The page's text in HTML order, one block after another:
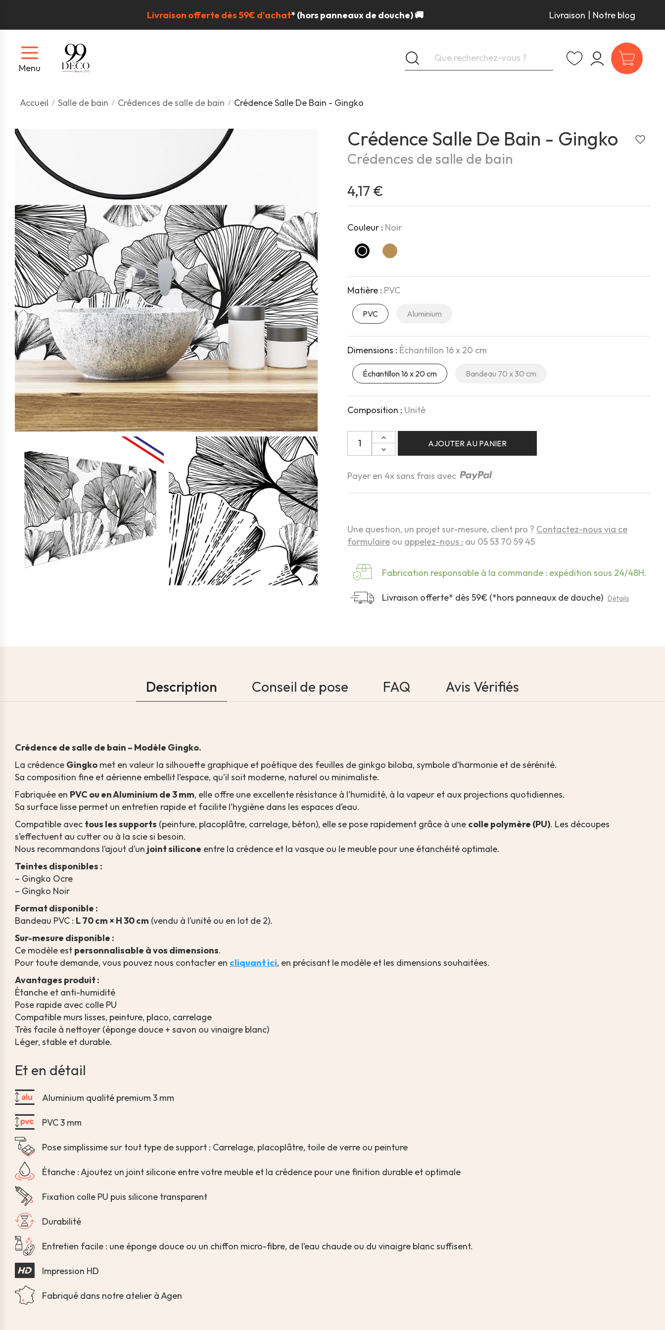
Livraison offerte dès 59€ d'achat*(hors panneaux de douche) 🚚 Livraison | Notre blog
Menu
Accueil Salle de bain Crédences de salle de bain Crédence Salle De Bain - Gingko
Crédence Salle De Bain - Gingko
Crédences de salle de bain
favorite_border
4,17 €
Couleur : Noir
Noir Ocre Gingko
Matière : PVC
PVC Aluminium
Dimensions : Échantillon 16 x 20 cm
Échantillon 16 x 20 cm Bandeau 70 x 30 cm
Composition : Unité
Quantité
AJOUTER AU PANIER
Payer en 4x sans frais avec
Une question, un projet sur-mesure, client pro ? Contactez-nous via ce
formulaire ou appelez-nous : au 05 53 70 59 45
Fabrication responsable à la commande : expédition sous 24/48H.
Livraison offerte* dès 59€ (*hors panneaux de douche) Détails
Description Conseil de pose FAQ Avis Vérifiés
Crédence de salle de bain – Modèle Gingko.
La crédence Gingko met en valeur la silhouette graphique et poétique des feuilles de ginkgo biloba, symbole d’harmonie et de sérénité.
Sa composition fine et aérienne embellit l’espace, qu’il soit moderne, naturel ou minimaliste.
Fabriquée en PVC ou en Aluminium de 3 mm, elle offre une excellente résistance à l’humidité, à la vapeur et aux projections quotidiennes.
Sa surface lisse permet un entretien rapide et facilite l’hygiène dans les espaces d’eau.
Compatible avec tous les supports (peinture, placoplâtre, carrelage, béton), elle se pose rapidement grâce à une colle polymère (PU). Les découpes
s’effectuent au cutter ou à la scie si besoin.
Nous recommandons l’ajout d’un joint silicone entre la crédence et la vasque ou le meuble pour une étanchéité optimale.
Teintes disponibles :
– Gingko Ocre
– Gingko Noir
Format disponible :
Bandeau PVC : L 70 cm × H 30 cm (vendu à l’unité ou en lot de 2).
Sur-mesure disponible :
Ce modèle est personnalisable à vos dimensions.
Pour toute demande, vous pouvez nous contacter en cliquant ici, en précisant le modèle et les dimensions souhaitées.
Avantages produit :
Étanche et anti-humidité
Pose rapide avec colle PU
Compatible murs lisses, peinture, placo, carrelage
Très facile à nettoyer (éponge douce + savon ou vinaigre blanc)
Léger, stable et durable.
Et en détail
Aluminium qualité premium 3 mm
PVC 3 mm
Pose simplissime sur tout type de support : Carrelage, placoplâtre, toile de verre ou peinture
Étanche : Ajoutez un joint silicone entre votre meuble et la crédence pour une finition durable et optimale
Fixation colle PU puis silicone transparent
Durabilité
Entretien facile : une éponge douce ou un chiffon micro-fibre, de l’eau chaude ou du vinaigre blanc suffisent.
Impression HD
Fabriqué dans notre atelier à Agen